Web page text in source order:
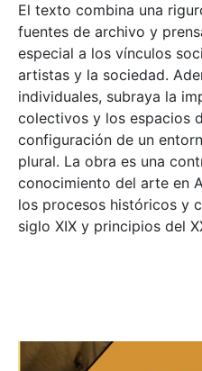
El texto combina una
fuentes de archivo y
especial a los vínculos
artistas y la sociedad.
individuales, subraya la
colectivos y los espacios
configuración de un
plural. La obra es una
conocimiento del arte en
los procesos históricos y
siglo XIX y principios del